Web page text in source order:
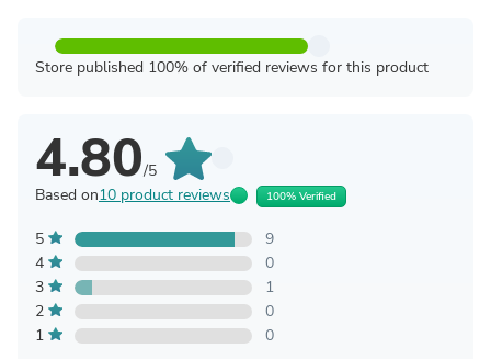
Store published 100% of verified reviews for this product
4.80/5
Based on10 product reviews 100% Verified
5
9
4
0
3
1
2
0
1
0